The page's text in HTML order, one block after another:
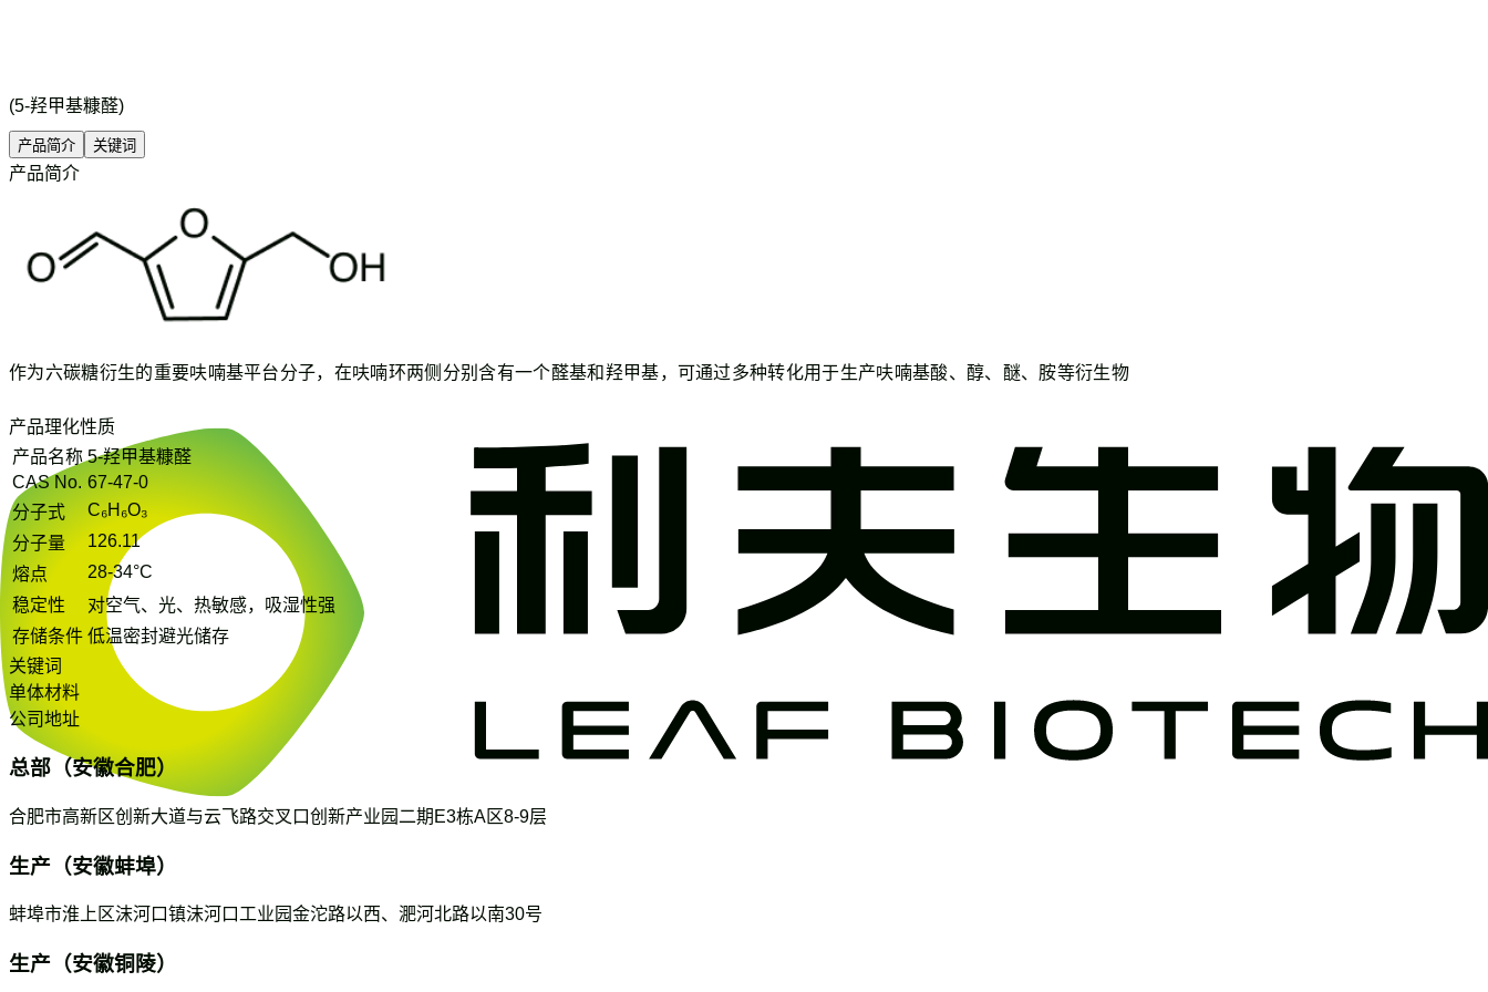
(5-羟甲基糠醛)
产品简介 关键词
产品简介
作为六碳糖衍生的重要呋喃基平台分子，在呋喃环两侧分别含有一个醛基和羟甲基，可通过多种转化用于生产呋喃基酸、醇、醚、胺等衍生物
产品理化性质
产品名称 5-羟甲基糠醛
CAS No. 67-47-0
分子式
C₆H₆O₃
分子量
126.11
熔点
28-34°C
稳定性
对空气、光、热敏感，吸湿性强
存储条件 低温密封避光储存
关键词
单体材料
公司地址
总部（安徽合肥）
合肥市高新区创新大道与云飞路交叉口创新产业园二期E3栋A区8-9层
生产（安徽蚌埠）
蚌埠市淮上区沫河口镇沫河口工业园金沱路以西、淝河北路以南30号
生产（安徽铜陵）